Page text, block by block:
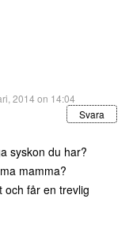
2014 on 14:04
Svara
syskon du har?
mamma?
och får en trevlig